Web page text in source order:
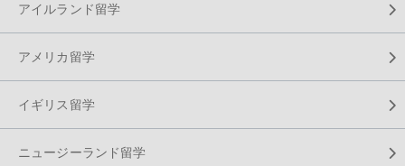
アイルランド留学
アメリカ留学
イギリス留学
ニュージーランド留学